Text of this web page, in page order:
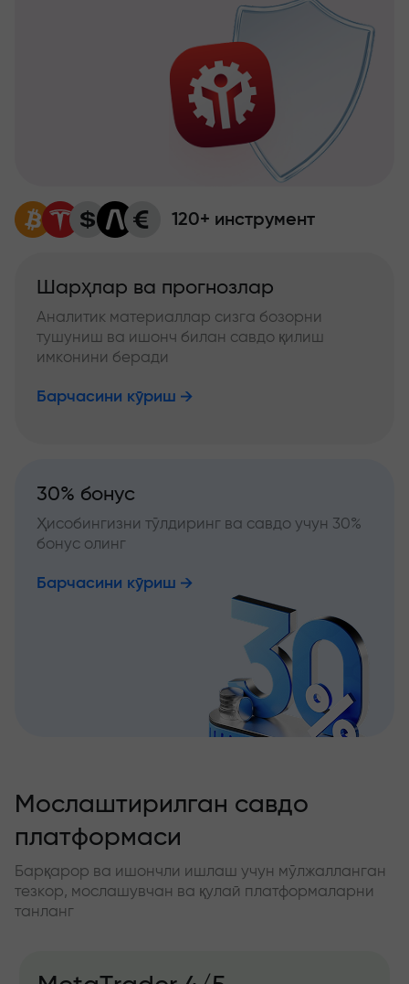
120+ инструмент
Шарҳлар ва прогнозлар
Аналитик материаллар сизга бозорни
тушуниш ва ишонч билан савдо қилиш
имконини беради
Барчасини кўриш
30% бонус
Ҳисобингизни тўлдиринг ва савдо учун 30%
бонус олинг
Барчасини кўриш
Мослаштирилган савдо
платформаси
Барқарор ва ишончли ишлаш учун мўлжалланган
тезкор, мослашувчан ва қулай платформаларни
танланг